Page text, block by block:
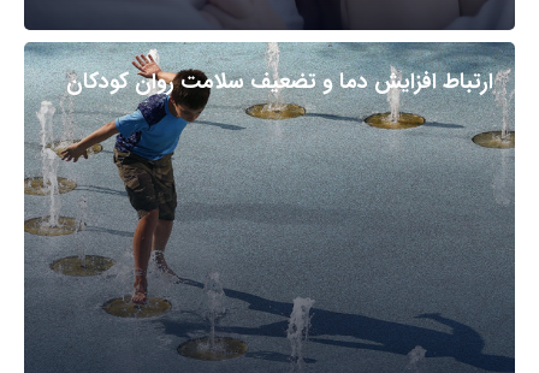
ارتباط افزایش دما و تضعیف سلامت روان کودکان